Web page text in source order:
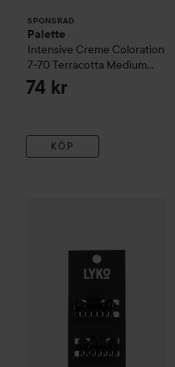
SPONSRAD
Palette
Intensive Creme Coloration
7-70 Terracotta Medium
Blonde
74 kr
KÖP